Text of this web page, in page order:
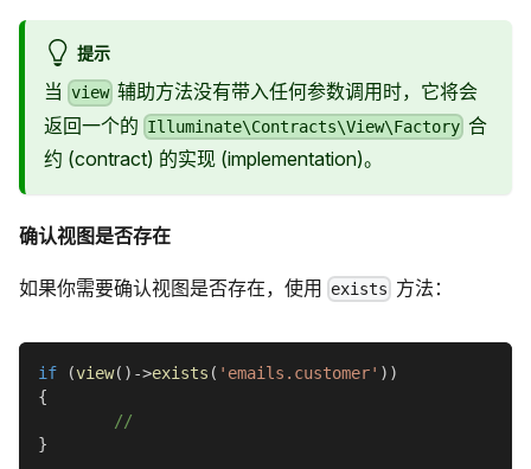
提示
当 view 辅助方法没有带入任何参数调用时，它将会
返回一个的 Illuminate\Contracts\View\Factory 合
约 (contract) 的实现 (implementation)。
确认视图是否存在
如果你需要确认视图是否存在，使用 exists 方法：
if (view( ) ->exists ( 'emails.customer' ) )
{
//
}